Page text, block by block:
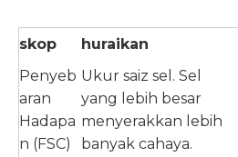
skop huraikan
Penyeb
aran
Hadapa
n (FSC)
Ukur saiz sel. Sel
yang lebih besar
menyerakkan lebih
banyak cahaya.